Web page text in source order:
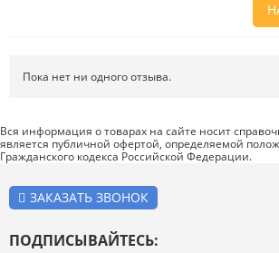
не ошиблись в своем выборе.
Доставка. Как был упакован товар? Доставили
оговоренный срок?
Товар . Качественный? Какие его плюсы и минусы?
Пока нет ни одного отзыва.
Вся информация о товарах на сайте носит
является публичной офертой, определяемой
Гражданского кодекса Российской Федерации.
ЗАКАЗАТЬ ЗВОНОК
ПОДПИСЫВАЙТЕСЬ: